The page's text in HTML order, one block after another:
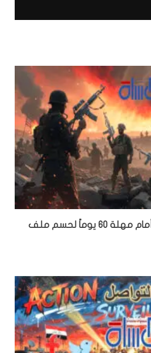
سباق مع الزمن.. العراق أمام مهلة 60 يوماً لحسم ملف